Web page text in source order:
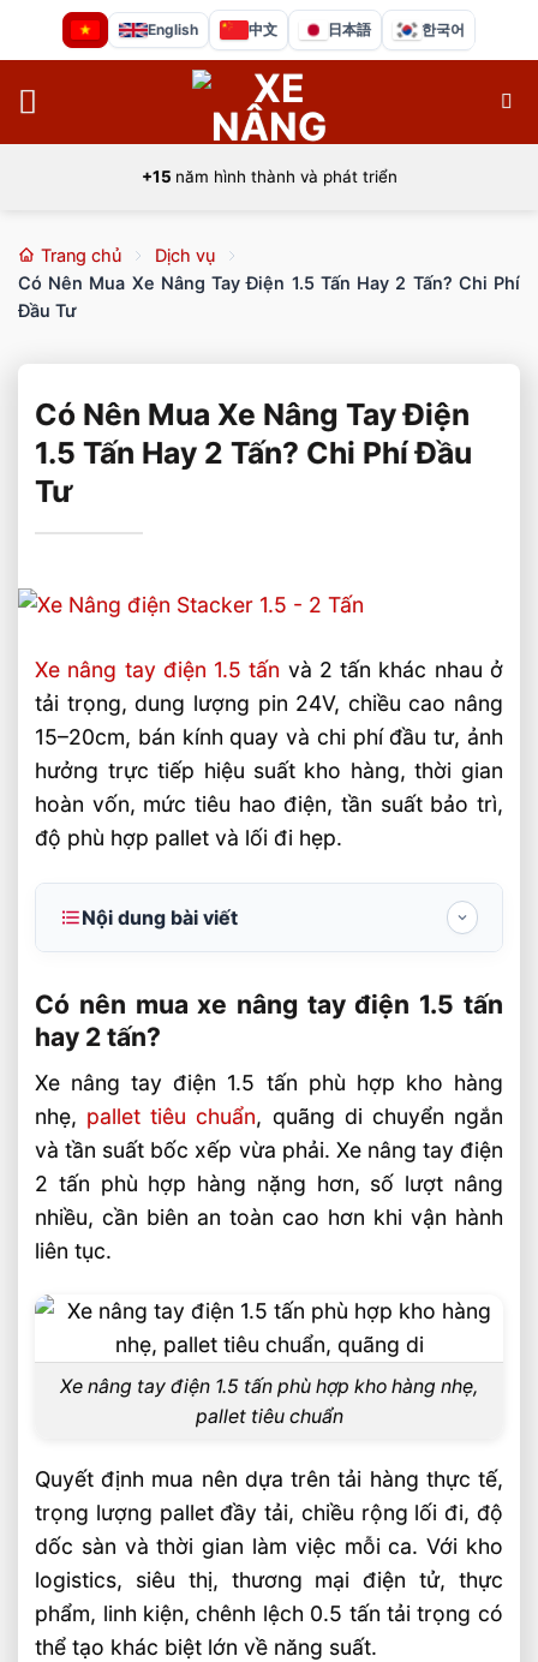
dung
English 中文 日本語 한국어
+15 năm hình thành và phát triển
Trang chủ
Dịch vụ
Có Nên Mua Xe Nâng Tay Điện 1.5 Tấn Hay 2 Tấn? Chi Phí
Đầu Tư
Có Nên Mua Xe Nâng Tay Điện
1.5 Tấn Hay 2 Tấn? Chi Phí Đầu
Tư
Xe nâng tay điện 1.5 tấn và 2 tấn khác nhau ở
tải trọng, dung lượng pin 24V, chiều cao nâng
15–20cm, bán kính quay và chi phí đầu tư, ảnh
hưởng trực tiếp hiệu suất kho hàng, thời gian
hoàn vốn, mức tiêu hao điện, tần suất bảo trì,
độ phù hợp pallet và lối đi hẹp.
Nội dung bài viết
tấn?
Thông số kỹ thuật cần so sánh trước khi
đầu tư
Chi phí đầu tư và chi phí vận hành thực
tế
Chọn tải trọng nào theo nhu cầu vận
hành?
chọn
Tiêu chí chốt mua để tránh chọn sai tải
Câu hỏi thường gặp về xe nâng tay điện
Xe nâng tay điện 1.5 tấn có đủ dùng cho
kho hàng phổ thông không?
Pin 24V/20Ah có phù hợp cho xe nâng
tay điện làm việc nhiều ca không?
Nên ưu tiên giá mua thấp hay tải trọng
Có nên mua xe nâng tay điện 1.5 tấn
hay 2 tấn?
Xe nâng tay điện 1.5 tấn phù hợp kho hàng
nhẹ, pallet tiêu chuẩn, quãng di chuyển ngắn
và tần suất bốc xếp vừa phải. Xe nâng tay điện
2 tấn phù hợp hàng nặng hơn, số lượt nâng
nhiều, cần biên an toàn cao hơn khi vận hành
liên tục.
Xe nâng tay điện 1.5 tấn phù hợp kho hàng nhẹ,
pallet tiêu chuẩn
Quyết định mua nên dựa trên tải hàng thực tế,
trọng lượng pallet đầy tải, chiều rộng lối đi, độ
dốc sàn và thời gian làm việc mỗi ca. Với kho
logistics, siêu thị, thương mại điện tử, thực
phẩm, linh kiện, chênh lệch 0.5 tấn tải trọng có
thể tạo khác biệt lớn về năng suất.